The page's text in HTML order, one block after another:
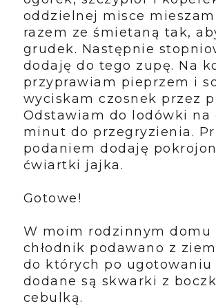
oddzielnej misce
razem ze śmietaną tak,
grudek. Następnie
dodaję do tego zupę. Na
przyprawiam pieprzem i
wyciskam czosnek przez
Odstawiam do lodówki na
minut do przegryzienia.
podaniem dodaję
ćwiartki jajka.
Gotowe!
W moim rodzinnym domu
chłodnik podawano z
do których po
dodane są skwarki z
cebulką.